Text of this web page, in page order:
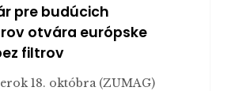
pre budúcich
otvára európske
filtrov
18. októbra (ZUMAG)